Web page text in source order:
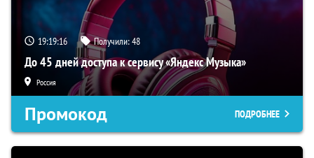
19:19:15 Получили:48
До 45 дней доступа к сервису «Яндекс Музыка»
Россия
Промокод ПОДРОБНЕЕ